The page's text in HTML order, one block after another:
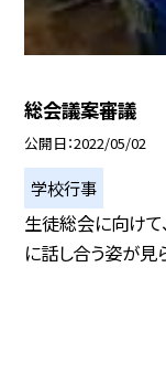
総会議案審議
公開日 2022/05/02
学校行事
生徒総会に向けて
に話し合う姿が見